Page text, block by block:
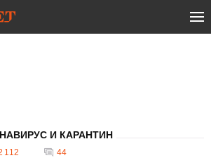
И КАРАНТИН
112 44